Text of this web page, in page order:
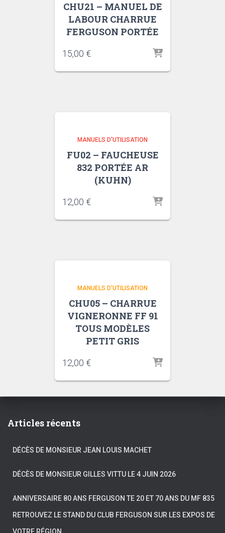
CHU21 – MANUEL DE
LABOUR CHARRUE
FERGUSON PORTÉE
15,00 €
MANUELS D'UTILISATION
FU02 – FAUCHEUSE
832 PORTÉE AR
(KUHN)
12,00 €
MANUELS D'UTILISATION
CHU05 – CHARRUE
VIGNERONNE FF 91
TOUS MODÈLES
PETIT GRIS
12,00 €
Articles récents
DÉCÈS DE MONSIEUR JEAN LOUIS MACHET
DÉCÈS DE MONSIEUR GILLES VITTU LE 4 JUIN 2026
ANNIVERSAIRE 80 ANS FERGUSON TE 20 ET 70 ANS DU MF 835
RETROUVEZ LE STAND DU CLUB FERGUSON SUR LES EXPOS DE